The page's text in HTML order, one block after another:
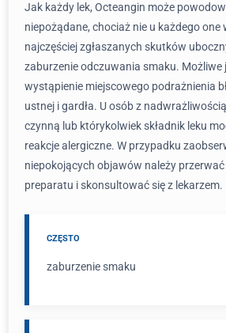
Jak każdy lek, Octeangin może
niepożądane, chociaż nie u każdego one
najczęściej zgłaszanych skutków
zaburzenie odczuwania smaku. Możliwe
wystąpienie miejscowego podrażnienia
ustnej i gardła. U osób z
czynną lub którykolwiek składnik leku
reakcje alergiczne. W przypadku
niepokojących objawów należy
preparatu i skonsultować się z lekarzem.
CZĘSTO
zaburzenie smaku